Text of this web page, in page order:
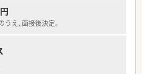
え、面接後決定。